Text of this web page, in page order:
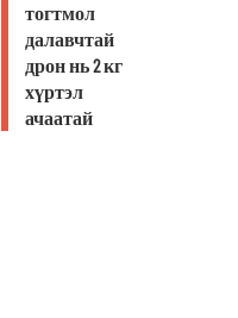
тогтмол
далавчтай
дрон нь 2 кг
хүртэл
ачаатай